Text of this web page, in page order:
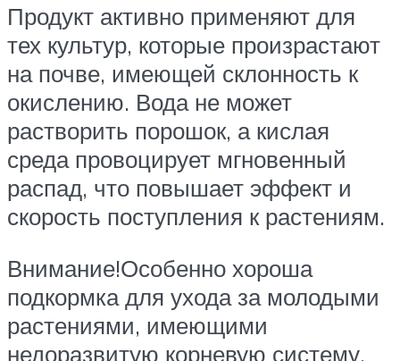
Продукт активно применяют для
тех культур, которые произрастают
на почве, имеющей склонность к
окислению. Вода не может
растворить порошок, а кислая
среда провоцирует мгновенный
распад, что повышает эффект и
скорость поступления к растениям.
Внимание!Особенно хороша
подкормка для ухода за молодыми
растениями, имеющими
недоразвитую корневую систему.